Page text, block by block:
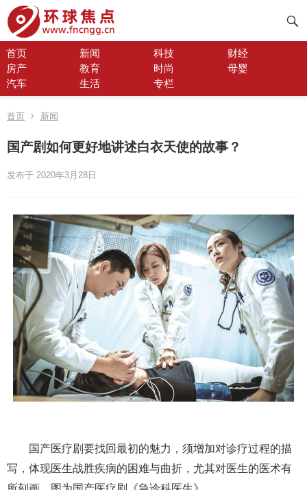
首页 新闻 科技
财经
房产
教育 时尚
母婴
汽车
生活 专栏
首页 新闻
国产剧如何更好地讲述白衣天使的故事？
发布于 2020年3月28日
国产医疗剧要找回最初的魅力，须增加对诊疗过程的描
写，体现医生战胜疾病的困难与曲折，尤其对医生的医术有